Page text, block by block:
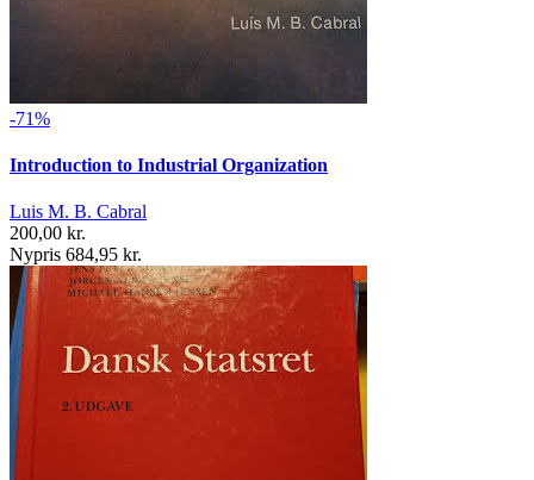
-71%
Introduction to Industrial Organization
Luis M. B. Cabral
200,00 kr.
Nypris 684,95 kr.